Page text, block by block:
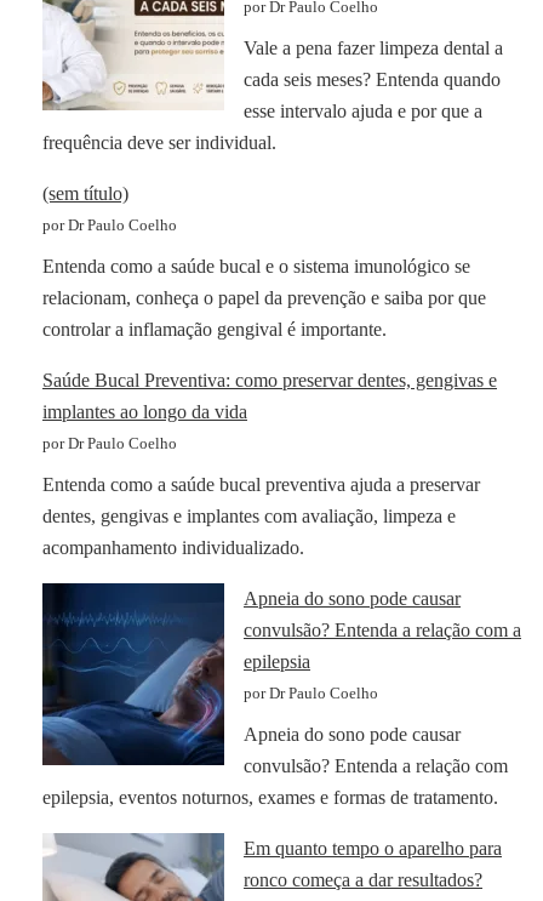
por Dr Paulo Coelho
Vale a pena fazer limpeza dental a
cada seis meses? Entenda quando
esse intervalo ajuda e por que a
frequência deve ser individual.
(sem título)
por Dr Paulo Coelho
Entenda como a saúde bucal e o sistema imunológico se
relacionam, conheça o papel da prevenção e saiba por que
controlar a inflamação gengival é importante.
Saúde Bucal Preventiva: como preservar dentes, gengivas e
implantes ao longo da vida
por Dr Paulo Coelho
Entenda como a saúde bucal preventiva ajuda a preservar
dentes, gengivas e implantes com avaliação, limpeza e
acompanhamento individualizado.
Apneia do sono pode causar
convulsão? Entenda a relação com a
epilepsia
por Dr Paulo Coelho
Apneia do sono pode causar
convulsão? Entenda a relação com
epilepsia, eventos noturnos, exames e formas de tratamento.
Em quanto tempo o aparelho para
ronco começa a dar resultados?